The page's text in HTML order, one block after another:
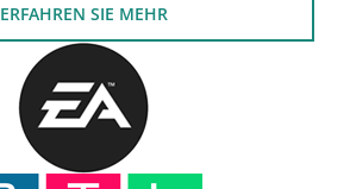
ERFAHREN SIE MEHR